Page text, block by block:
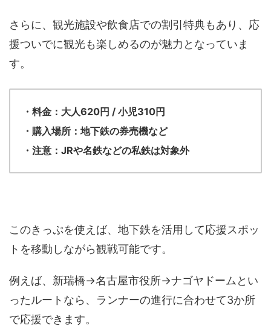
さらに、観光施設や飲食店での割引特典もあり、応
援ついでに観光も楽しめるのが魅力となっていま
す。
・料金：大人620円 / 小児310円
・購入場所：地下鉄の券売機など
・注意：JRや名鉄などの私鉄は対象外
このきっぷを使えば、地下鉄を活用して応援スポッ
トを移動しながら観戦可能です。
例えば、新瑞橋→名古屋市役所→ナゴヤドームとい
ったルートなら、ランナーの進行に合わせて3か所
で応援できます。